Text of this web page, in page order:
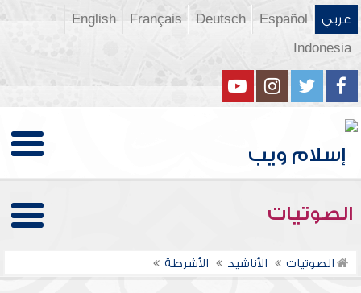
عربي Español
Deutsch
Français
English
Indonesia
الصوتيات
الصوتيات الأناشيد الأشرطة